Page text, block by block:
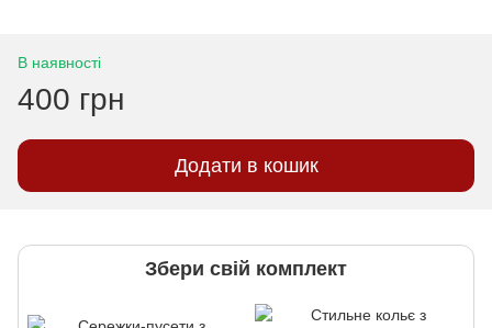
В наявності
400 грн
Додати в кошик
Збери свій комплект